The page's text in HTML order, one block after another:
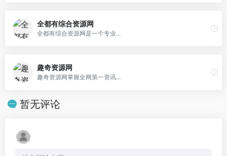
全都有综合资源网
全都有综合资源网是一个专业...
趣奇资源网
趣奇资源网掌握全网第一资讯...
暂无评论